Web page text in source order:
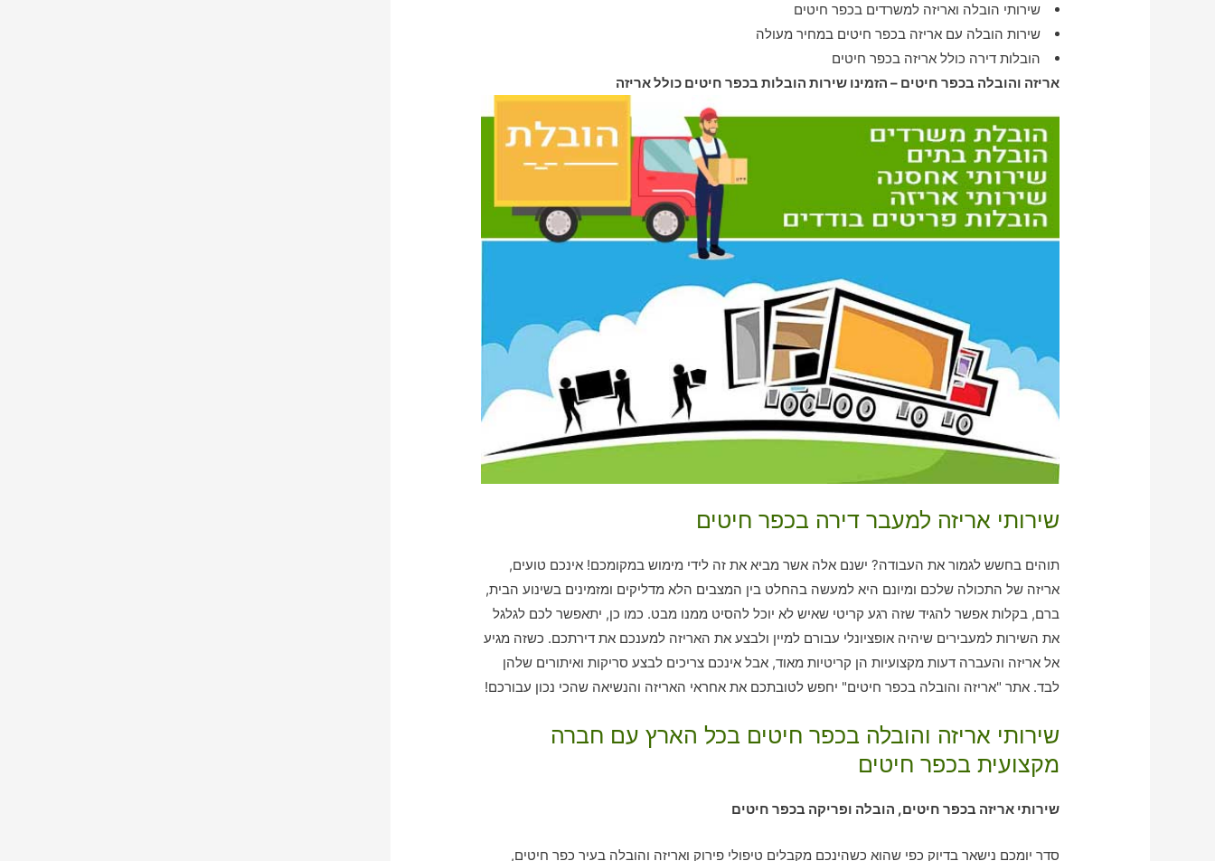
שירותי הובלה ואריזה למשרדים בכפר חיטים
שירות הובלה עם אריזה בכפר חיטים במחיר מעולה
הובלות דירה כולל אריזה בכפר חיטים
אריזה והובלה בכפר חיטים – הזמינו שירות הובלות בכפר חיטים כולל אריזה
שירותי אריזה למעבר דירה בכפר חיטים
תוהים בחשש לגמור את העבודה? ישנם אלה אשר מביא את זה לידי מימוש במקומכם! אינכם טועים,
אריזה של התכולה שלכם ומיונם היא למעשה בהחלט בין המצבים הלא מדליקים ומזמינים בשינוע הבית,
ברם, בקלות אפשר להגיד שזה רגע קריטי שאיש לא יוכל להסיט ממנו מבט. כמו כן, יתאפשר לכם לגלגל
את השירות למעבירים שיהיה אופציונלי עבורם למיין ולבצע את האריזה למענכם את דירתכם. כשזה מגיע
אל אריזה והעברה דעות מקצועיות הן קריטיות מאוד, אבל אינכם צריכים לבצע סריקות ואיתורים שלהן
לבד. אתר "אריזה והובלה בכפר חיטים" יחפש לטובתכם את אחראי האריזה והנשיאה שהכי נכון עבורכם!
שירותי אריזה והובלה בכפר חיטים בכל הארץ עם חברה
מקצועית בכפר חיטים
שירותי אריזה בכפר חיטים, הובלה ופריקה בכפר חיטים
סדר יומכם נישאר בדיוק כפי שהוא כשהינכם מקבלים טיפולי פירוק ואריזה והובלה בעיר כפר חיטים,